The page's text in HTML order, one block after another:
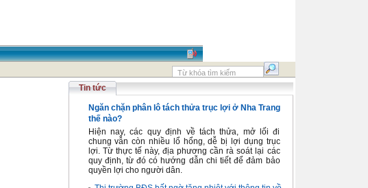
Tin tức
Ngăn chặn phân lô tách thửa trục lợi ở Nha Trang
thế nào?
Hiện nay, các quy định về tách thửa, mở lối đi
chung vẫn còn nhiều lổ hổng, dễ bị lợi dụng trục
lợi. Từ thực tế này, địa phương cần rà soát lại các
quy định, từ đó có hướng dẫn chi tiết để đảm bảo
quyền lợi cho người dân.